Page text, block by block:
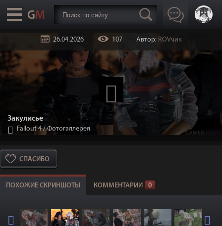
26.04.2026 107 Автор: ROVчик
Закулисье
Fallout 4/Фотогаллерея
СПАСИБО
ПОХОЖИЕ СКРИНШОТЫ КОММЕНТАРИИ 0